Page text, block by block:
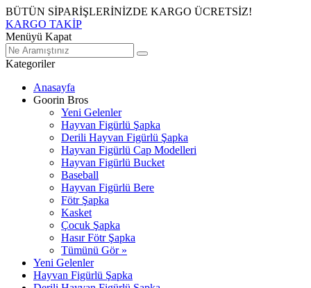
BÜTÜN SİPARİŞLERİNİZDE KARGO ÜCRETSİZ!
KARGO TAKİP
Menüyü Kapat
Kategoriler
Anasayfa
Goorin Bros
Yeni Gelenler
Hayvan Figürlü Şapka
Derili Hayvan Figürlü Şapka
Hayvan Figürlü Cap Modelleri
Hayvan Figürlü Bucket
Baseball
Hayvan Figürlü Bere
Fötr Şapka
Kasket
Çocuk Şapka
Hasır Fötr Şapka
Tümünü Gör »
Yeni Gelenler
Hayvan Figürlü Şapka